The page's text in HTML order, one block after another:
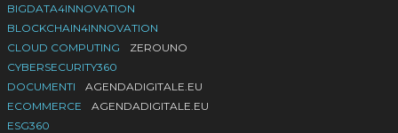
BIGDATA4INNOVATION
BLOCKCHAIN4INNOVATION
CLOUD COMPUTING
ZEROUNO
CYBERSECURITY360
DOCUMENTI
AGENDADIGITALE.EU
ECOMMERCE
AGENDADIGITALE.EU
ESG360